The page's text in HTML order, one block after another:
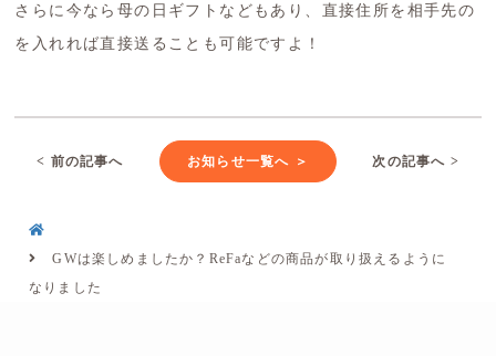
さらに今なら母の日ギフトなどもあり、直接住所を相手先の
を入れれば直接送ることも可能ですよ！
< 前の記事へ お知らせ一覧へ ＞ 次の記事へ >
GWは楽しめましたか？ReFaなどの商品が取り扱えるように
なりました